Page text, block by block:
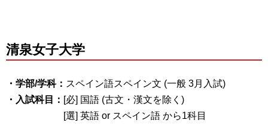
清泉女子大学
・学部/学科： スペイン語スペイン文 (一般 3月入試)
・入試科目： [必] 国語 (古文・漢文を除く)
[選] 英語 or スペイン語 から1科目